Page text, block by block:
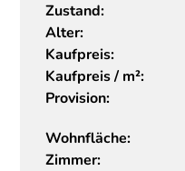
Zustand:
Alter:
Kaufpreis:
Kaufpreis / m²:
Provision:
Wohnfläche:
Zimmer: